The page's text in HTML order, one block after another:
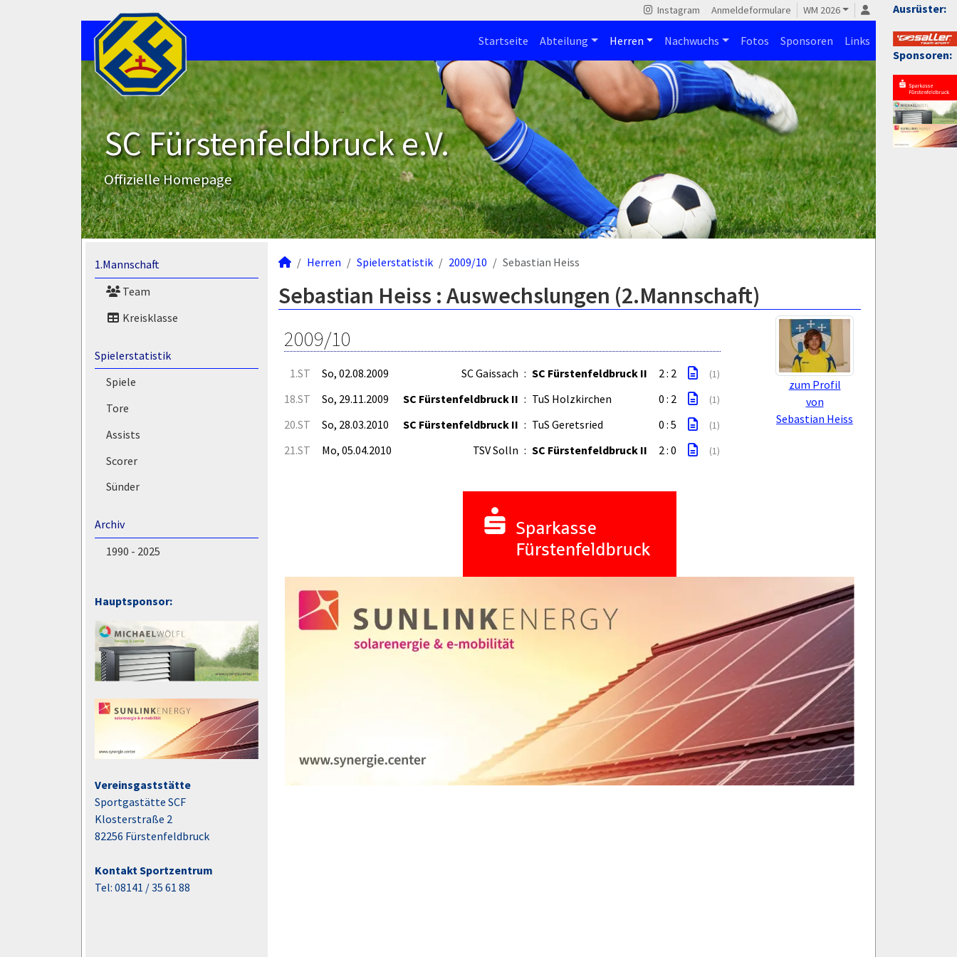
Ausrüster:
Sponsoren:
Instagram Anmeldeformulare WM 2026
Startseite Abteilung Herren Nachwuchs Fotos Sponsoren Links
SC Fürstenfeldbruck e.V.
Offizielle Homepage
1.Mannschaft
Team
Kreisklasse
Spielerstatistik
Spiele
Tore
Assists
Scorer
Sünder
Archiv
1990 - 2025
Hauptsponsor:
Vereinsgaststätte
Sportgastätte SCF
Klosterstraße 2
82256 Fürstenfeldbruck
Kontakt Sportzentrum
Tel: 08141 / 35 61 88
Herren Spielerstatistik 2009/10 Sebastian Heiss
Sebastian Heiss : Auswechslungen (2.Mannschaft)
zum Profil
von
Sebastian Heiss
2009/10
1.ST So, 02.08.2009 SC Gaissach : SC Fürstenfeldbruck II 2 : 2 (1)
18.ST So, 29.11.2009 SC Fürstenfeldbruck II : TuS Holzkirchen 0 : 2 (1)
20.ST So, 28.03.2010 SC Fürstenfeldbruck II : TuS Geretsried 0 : 5 (1)
21.ST Mo, 05.04.2010 TSV Solln : SC Fürstenfeldbruck II 2 : 0 (1)